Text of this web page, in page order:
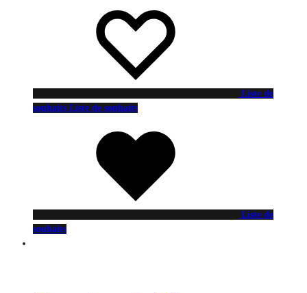
Liste de
souhaits Liste de souhaits
Liste de
souhaits